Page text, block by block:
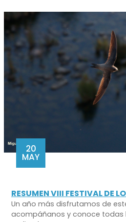
20
MAY
RESUMEN VIII FESTIVAL DE
Un año más disfrutamos de
acompáñanos y conoce todas